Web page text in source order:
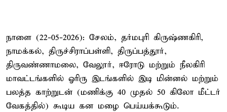
நாளை (22-05-2026): சேலம், தர்மபுரி கிருஷ்ணகிரி,
நாமக்கல், திருச்சிராப்பள்ளி, திருப்பத்தூர்,
திருவண்ணாமலை, வேலூர், ஈரோடு மற்றும் நீலகிரி
மாவட்டங்களில் ஓரிரு இடங்களில் இடி மின்னல் மற்றும்
பலத்த காற்றுடன் (மணிக்கு 40 முதல் 50 கிலோ மீட்டர்
வேகத்தில்) கூடிய கன மழை பெய்யக்கூடும்.